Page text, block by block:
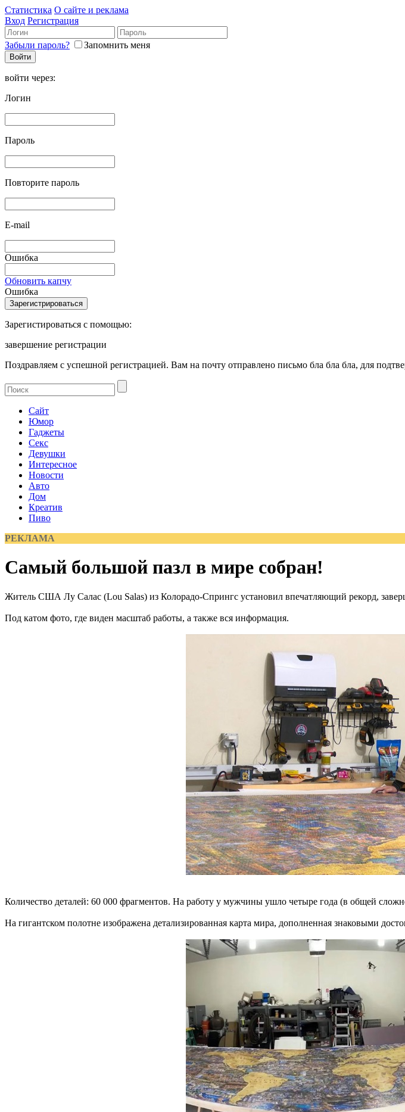
Статистика О сайте и реклама
Вход Регистрация
Забыли пароль? Запомнить меня
войти через:
Логин
Пароль
Повторите пароль
E-mail
Ошибка
Обновить капчу
Ошибка
Зарегистироваться с помощью:
завершение регистрации
Поздравляем с успешной регистрацией. Вам на почту отправлено письмо бла бла бла, для
Сайт
Юмор
Гаджеты
Секс
Девушки
Интересное
Новости
Авто
Дом
Креатив
Пиво
РЕКЛАМА
Самый большой пазл в мире собран!
Житель США Лу Салас (Lou Salas) из Колорадо-Спрингс установил впечатляющий рекорд,
Под катом фото, где виден масштаб работы, а также вся информация.
Количество деталей: 60 000 фрагментов. На работу у мужчины ушло четыре года (в общей
На гигантском полотне изображена детализированная карта мира, дополненная знаковыми